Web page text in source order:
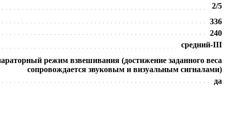
2/5
336
240
средний-III
режим взвешивания (достижение заданного веса
сопровождается звуковым и визуальным сигналами)
да